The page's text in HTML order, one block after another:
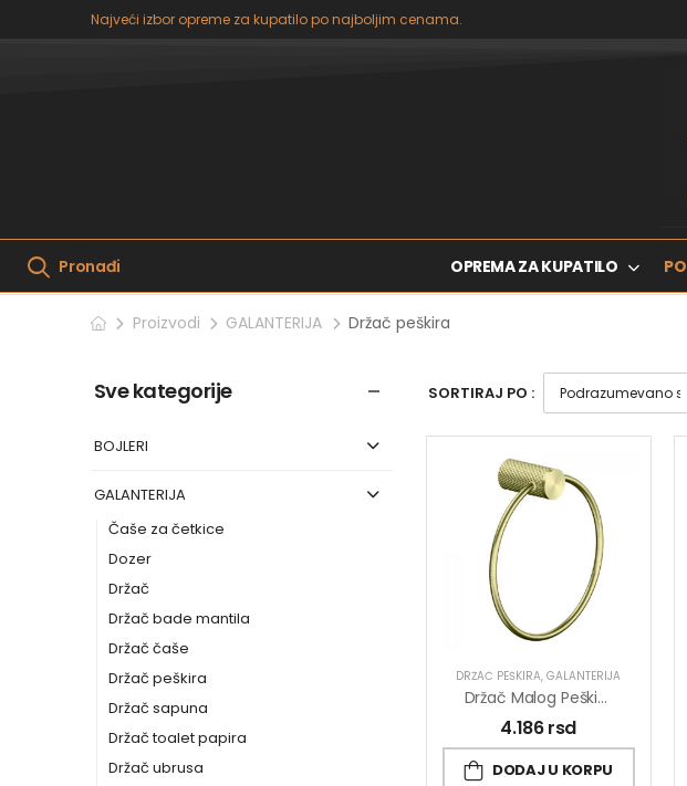
Najveći izbor opreme za kupatilo po najboljim cenama.
Pronađi OPREMA ZA KUPATILO
Proizvodi GALANTERIJA Držač peškira
Sve kategorije
BOJLERI
GALANTERIJA
Čaše za četkice
Dozer
Držač
Držač bade mantila
Držač čaše
Držač peškira
Držač sapuna
Držač toalet papira
Držač ubrusa
SORTIRAJ PO :
DRŽAČ PEŠKIRA,GALANTERIJA
Držač Malog Peškira COPEN DIAMOND Brušeni Mesing
4.186rsd
DODAJ U KORPU